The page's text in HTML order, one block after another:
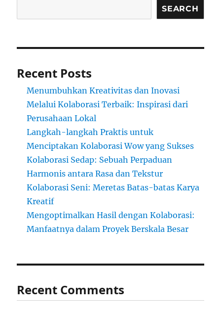
SEARCH
Recent Posts
Menumbuhkan Kreativitas dan Inovasi
Melalui Kolaborasi Terbaik: Inspirasi dari
Perusahaan Lokal
Langkah-langkah Praktis untuk
Menciptakan Kolaborasi Wow yang Sukses
Kolaborasi Sedap: Sebuah Perpaduan
Harmonis antara Rasa dan Tekstur
Kolaborasi Seni: Meretas Batas-batas Karya
Kreatif
Mengoptimalkan Hasil dengan Kolaborasi:
Manfaatnya dalam Proyek Berskala Besar
Recent Comments